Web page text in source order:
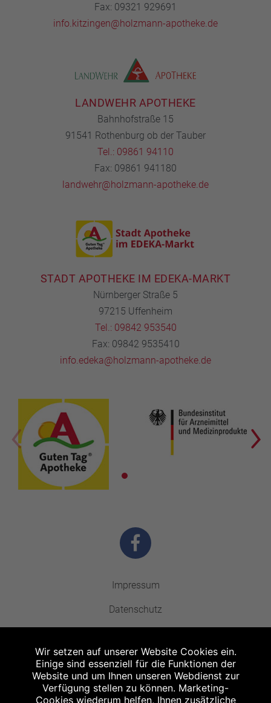
Fax: 09321 929691
info.kitzingen@holzmann-apotheke.de
LANDWEHR APOTHEKE
Bahnhofstraße 15
91541 Rothenburg ob der Tauber
Tel.: 09861 94110
Fax: 09861 941180
landwehr@holzmann-apotheke.de
STADT APOTHEKE IM EDEKA-MARKT
Nürnberger Straße 5
97215 Uffenheim
Tel.: 09842 953540
Fax: 09842 9535410
info.edeka@holzmann-apotheke.de
Impressum
Datenschutz
Kontakt
Bildnachweis
Wir setzen auf unserer Website Cookies ein.
Einige sind essenziell für die Funktionen der
Website und um Ihnen unseren Webdienst zur
Verfügung stellen zu können. Marketing-
Cookies wiederum helfen, Ihnen zusätzliche